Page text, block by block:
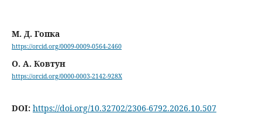
М. Д. Гопка
https://orcid.org/0009-0009-0564-2460
О. А. Ковтун
https://orcid.org/0000-0003-2142-928X
DOI: https://doi.org/10.32702/2306-6792.2026.10.507